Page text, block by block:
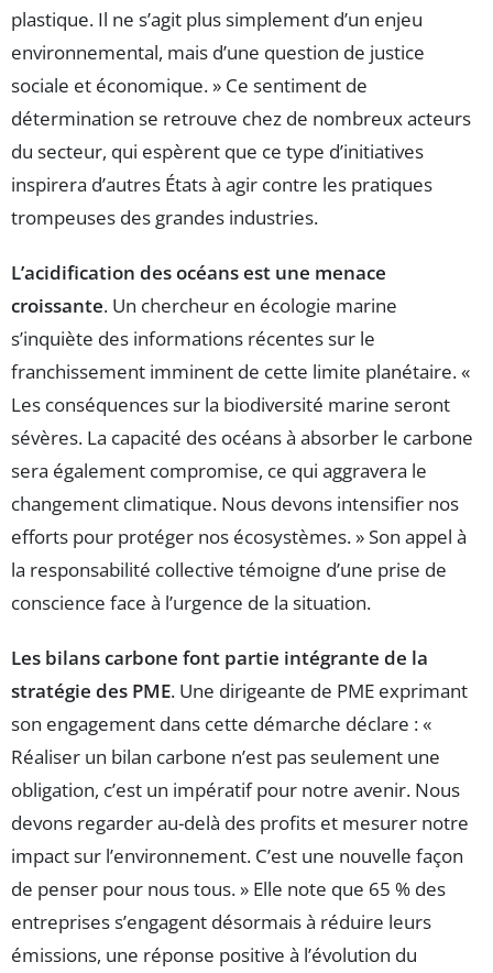
plastique. Il ne s’agit plus simplement d’un enjeu
environnemental, mais d’une question de justice
sociale et économique. » Ce sentiment de
détermination se retrouve chez de nombreux acteurs
du secteur, qui espèrent que ce type d’initiatives
inspirera d’autres États à agir contre les pratiques
trompeuses des grandes industries.
L’acidification des océans est une menace
croissante. Un chercheur en écologie marine
s’inquiète des informations récentes sur le
franchissement imminent de cette limite planétaire. «
Les conséquences sur la biodiversité marine seront
sévères. La capacité des océans à absorber le carbone
sera également compromise, ce qui aggravera le
changement climatique. Nous devons intensifier nos
efforts pour protéger nos écosystèmes. » Son appel à
la responsabilité collective témoigne d’une prise de
conscience face à l’urgence de la situation.
Les bilans carbone font partie intégrante de la
stratégie des PME. Une dirigeante de PME exprimant
son engagement dans cette démarche déclare : «
Réaliser un bilan carbone n’est pas seulement une
obligation, c’est un impératif pour notre avenir. Nous
devons regarder au-delà des profits et mesurer notre
impact sur l’environnement. C’est une nouvelle façon
de penser pour nous tous. » Elle note que 65 % des
entreprises s’engagent désormais à réduire leurs
émissions, une réponse positive à l’évolution du